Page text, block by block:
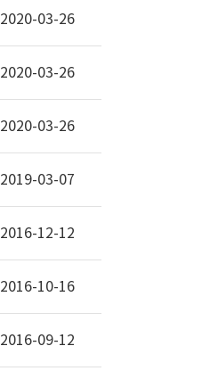
2020-03-26
2020-03-26
2020-03-26
2019-03-07
2016-12-12
2016-10-16
2016-09-12